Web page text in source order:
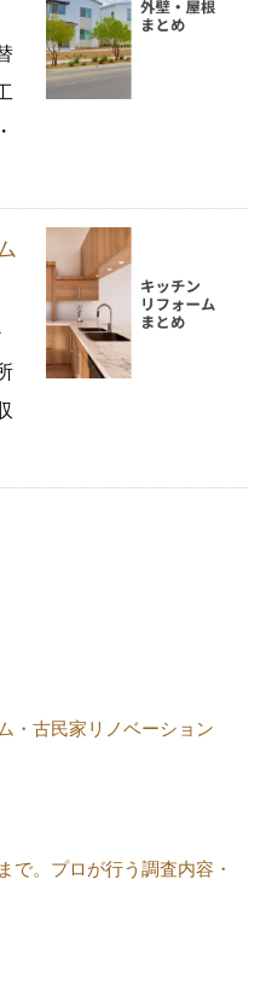
・古民家リノベーション
で。プロが行う調査内容・